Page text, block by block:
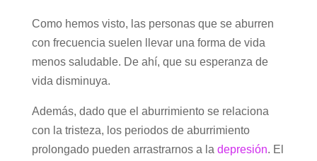
Como hemos visto, las personas que se aburren
con frecuencia suelen llevar una forma de vida
menos saludable. De ahí, que su esperanza de
vida disminuya.
Además, dado que el aburrimiento se relaciona
con la tristeza, los periodos de aburrimiento
prolongado pueden arrastrarnos a la depresión. El